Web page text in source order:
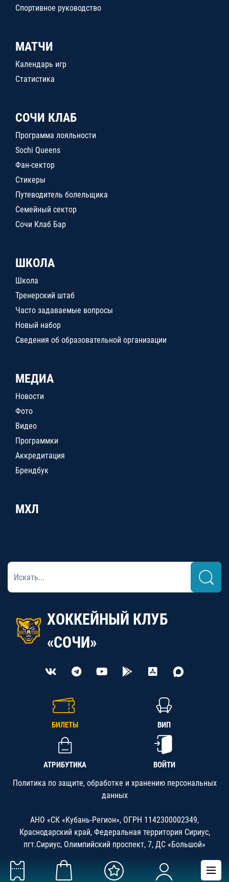
Спортивное руководство
МАТЧИ
Календарь игр
Статистика
СОЧИ КЛАБ
Программа лояльности
Sochi Queens
Фан-сектор
Стикеры
Путеводитель болельщика
Семейный сектор
Сочи Клаб Бар
ШКОЛА
Школа
Тренерский штаб
Часто задаваемые вопросы
Новый набор
Сведения об образовательной организации
МЕДИА
Новости
Фото
Видео
Программки
Аккредитация
Брендбук
МХЛ
ХОККЕЙНЫЙ КЛУБ
«СОЧИ»
БИЛЕТЫ ВИП
АТРИБУТИКА ВОЙТИ
Политика по защите, обработке и хранению персональных
данных
АНО «СК «Кубань-Регион», ОГРН 1142300002349,
Краснодарский край, Федеральная территория Сириус,
пгт.Сириус, Олимпийский проспект, 7, ДС «Большой»